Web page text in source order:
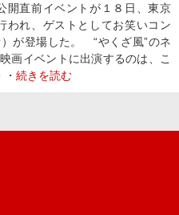
開直前イベントが１８日、東京
われ、ゲストとしてお笑いコン
が登場した。 “やくざ風”のネ
画イベントに出演するのは、こ
続きを読む